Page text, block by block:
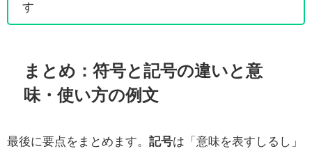
す
まとめ：符号と記号の違いと意
味・使い方の例文
最後に要点をまとめます。 記号は「意味を表すしるし」